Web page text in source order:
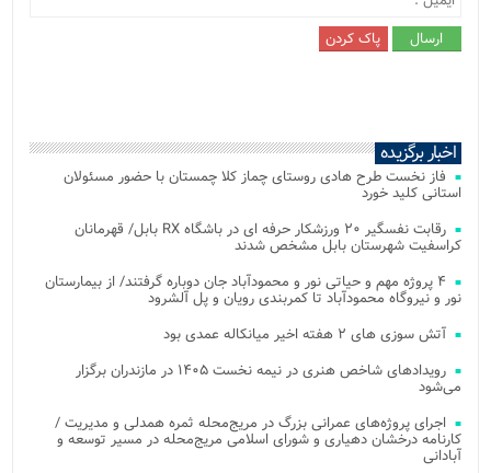
اخبار برگزیده
فاز نخست طرح هادی روستای چماز کلا چمستان با حضور مسئولان
استانی کلید خورد
رقابت نفسگیر ۲۰ ورزشکار حرفه ای در باشگاه RX بابل/ قهرمانان
کراسفیت شهرستان بابل مشخص شدند
۴ پروژه مهم و حیاتی نور و محمودآباد جان دوباره گرفتند/ از بیمارستان
نور و نیروگاه محمودآباد تا کمربندی رویان و پل آلشرود
آتش‌ سوزی‌ های ۲ هفته اخیر میانکاله عمدی بود
رویدادهای شاخص هنری در نیمه نخست ۱۴۰۵ در مازندران برگزار
می‌شود
اجرای پروژه‌های عمرانی بزرگ در مریج‌محله ثمره همدلی و مدیریت /
کارنامه درخشان دهیاری و شورای اسلامی مریج‌محله در مسیر توسعه و
آبادانی